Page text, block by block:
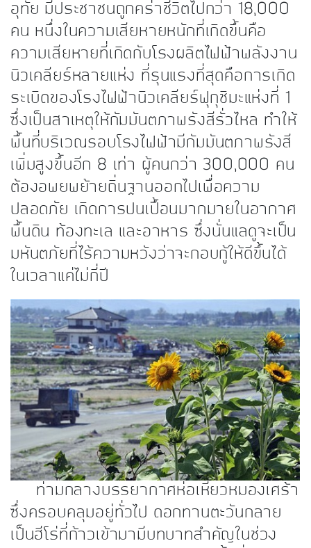
อุทัย มีประชาชนถูกคร่าชีวิตไปกว่า 18,000
คน หนึ่งในความเสียหายหนักที่เกิดขึ้นคือ
ความเสียหายที่เกิดกับโรงผลิตไฟฟ้าพลังงาน
นิวเคลียร์หลายแห่ง ที่รุนแรงที่สุดคือการเกิด
ระเบิดของโรงไฟฟ้านิวเคลียร์ฟุกุชิมะแห่งที่ 1
ซึ่งเป็นสาเหตุให้กัมมันตภาพรังสีรั่วไหล ทำให้
พื้นที่บริเวณรอบโรงไฟฟ้ามีกัมมันตภาพรังสี
เพิ่มสูงขึ้นอีก 8 เท่า ผู้คนกว่า 300,000 คน
ต้องอพยพย้ายถิ่นฐานออกไปเพื่อความ
ปลอดภัย เกิดการปนเปื้อนมากมายในอากาศ
พื้นดิน ท้องทะเล และอาหาร ซึ่งนั่นแลดูจะเป็น
มหันตภัยที่ไร้ความหวังว่าจะกอบกู้ให้ดีขึ้นได้
ในเวลาแค่ไม่กี่ปี
ท่ามกลางบรรยากาศห่อเหี่ยวหมองเศร้า
ซึ่งครอบคลุมอยู่ทั่วไป ดอกทานตะวันกลาย
เป็นฮีโร่ที่ก้าวเข้ามามีบทบาทสำคัญในช่วง